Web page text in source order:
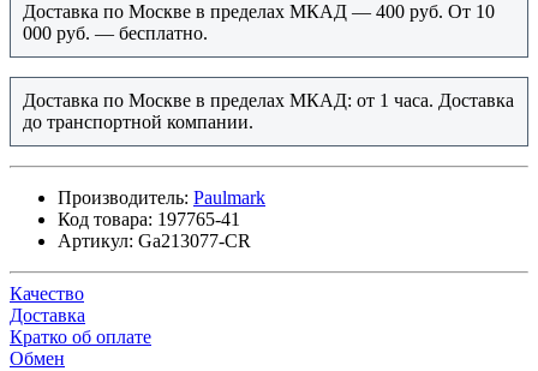
Доставка по Москве в пределах МКАД — 400 руб. От 10
000 руб. — бесплатно.
Доставка по Москве в пределах МКАД: от 1 часа. Доставка
до транспортной компании.
Производитель: Paulmark
Код товара: 197765-41
Артикул: Ga213077-CR
Качество
Доставка
Кратко об оплате
Обмен